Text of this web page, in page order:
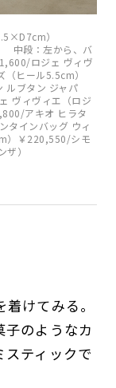
）
中段：左から、バ
ロジェ ヴィヴ
ヒール5.5cm）
ルブタン ジャパ
ヴィヴィエ（ロジ
アキオ ヒラタ
タインバッグ ウィ
）￥220,550/シモ
）
けてみる。
子のようなカ
スティックで